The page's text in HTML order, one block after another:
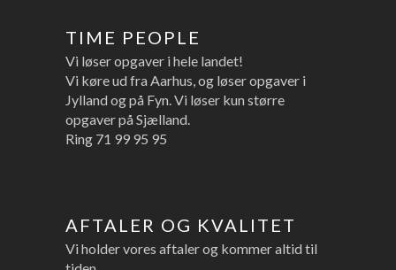
TIME PEOPLE
Vi løser opgaver i hele landet!
Vi køre ud fra Aarhus, og løser opgaver i
Jylland og på Fyn. Vi løser kun større
opgaver på Sjælland.
Ring 71 99 95 95
AFTALER OG KVALITET
Vi holder vores aftaler og kommer altid til